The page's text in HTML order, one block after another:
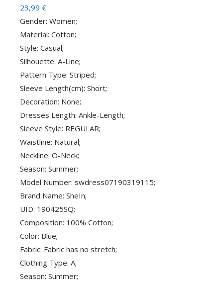
23,99 €
Gender: Women;
Material: Cotton;
Style: Casual;
Silhouette: A-Line;
Pattern Type: Striped;
Sleeve Length(cm): Short;
Decoration: None;
Dresses Length: Ankle-Length;
Sleeve Style: REGULAR;
Waistline: Natural;
Neckline: O-Neck;
Season: Summer;
Model Number: swdress07190319115;
Brand Name: SheIn;
UID: 190425SQ;
Composition: 100% Cotton;
Color: Blue;
Fabric: Fabric has no stretch;
Clothing Type: A;
Season: Summer;